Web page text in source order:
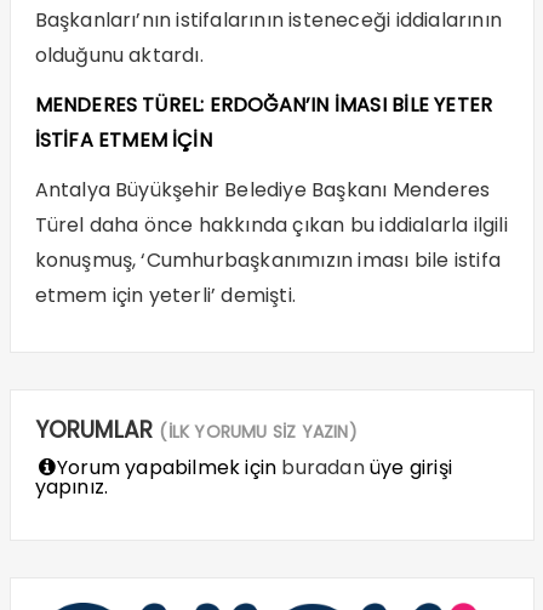
Başkanları’nın istifalarının isteneceği iddialarının
olduğunu aktardı.
MENDERES TÜREL: ERDOĞAN’IN İMASI BİLE YETER
İSTİFA ETMEM İÇİN
Antalya Büyükşehir Belediye Başkanı Menderes
Türel daha önce hakkında çıkan bu iddialarla ilgili
konuşmuş, ‘Cumhurbaşkanımızın iması bile istifa
etmem için yeterli’ demişti.
YORUMLAR (İLK YORUMU SİZ YAZIN)
Yorum yapabilmek için buradanüye girişi
yapınız.